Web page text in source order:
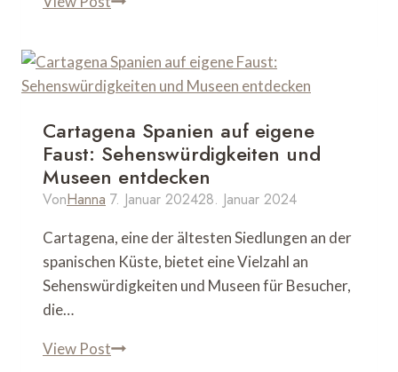
Geheimnisvolle
Sehenswürdigkeiten
Insel
Cartagena Spanien auf eigene
Faust: Sehenswürdigkeiten und
Museen entdecken
VonHanna 7. Januar 202428. Januar 2024
Cartagena, eine der ältesten Siedlungen an der
spanischen Küste, bietet eine Vielzahl an
Sehenswürdigkeiten und Museen für Besucher,
die…
View PostCartagena